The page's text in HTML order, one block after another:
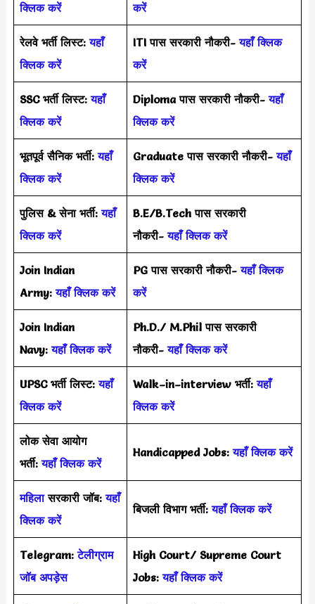
क्लिक करें
करें
रेलवे भर्ती लिस्ट:यहाँ
क्लिक करें
ITI पास सरकारी नौकरी-यहाँ क्लिक
करें
SSC भर्ती लिस्ट:यहाँ
क्लिक करें
Diploma पास सरकारी नौकरी-यहाँ
क्लिक करें
भूतपूर्व सैनिक भर्ती:यहाँ
क्लिक करें
Graduate पास सरकारी नौकरी-यहाँ
क्लिक करें
पुलिस & सेना भर्ती:यहाँ
क्लिक करें
B.E/B.Tech पास सरकारी
नौकरी-यहाँ क्लिक करें
Join Indian
Army:यहाँ क्लिक करें
PG पास सरकारी नौकरी-यहाँ क्लिक
करें
Join Indian
Navy:यहाँ क्लिक करें
Ph.D./ M.Phil पास सरकारी
नौकरी-यहाँ क्लिक करें
UPSC भर्ती लिस्ट:यहाँ
क्लिक करें
Walk–in–interview भर्ती:यहाँ
क्लिक करें
लोक सेवा आयोग
भर्ती:यहाँ क्लिक करें
Handicapped Jobs:यहाँ क्लिक करें
महिलासरकारी जॉब:यहाँ
क्लिक करें
बिजली विभाग भर्ती:यहाँ क्लिक करें
Telegram:टेलीग्राम
जॉब अपड़ेस
High Court/ Supreme Court
Jobs:यहाँ क्लिक करें